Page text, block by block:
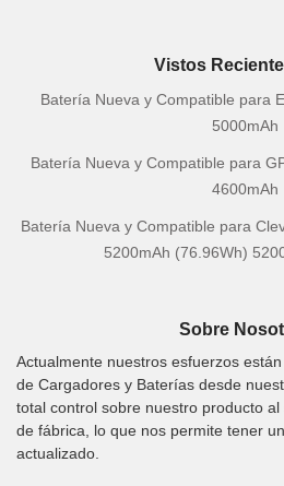
Vistos
Batería Nueva y Compatible para
5000mAh
Batería Nueva y Compatible para
4600mAh
Batería Nueva y Compatible para
5200mAh (76.96Wh)
Sobre
Actualmente nuestros esfuerzos
de Cargadores y Baterías desde
total control sobre nuestro producto
de fábrica, lo que nos permite tener
actualizado.